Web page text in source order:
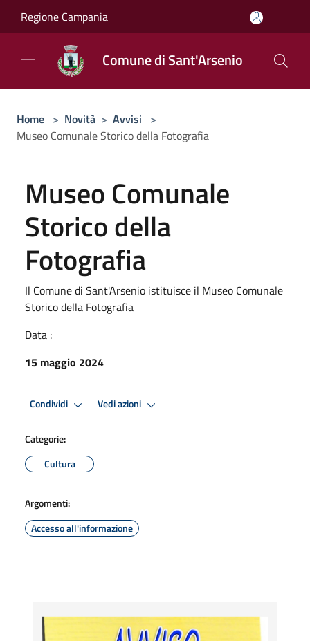
Regione Campania
Comune di Sant'Arsenio
Home > Novità > Avvisi >
Museo Comunale Storico della Fotografia
Museo Comunale
Storico della
Fotografia
Il Comune di Sant'Arsenio istituisce il Museo Comunale
Storico della Fotografia
Data :
15 maggio 2024
Condividi Vedi azioni
Categorie:
Cultura
Argomenti:
Accesso all'informazione